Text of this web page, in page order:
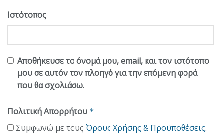
Ιστότοπος
Αποθήκευσε το όνομά μου, email, και τον ιστότοπο
μου σε αυτόν τον πλοηγό για την επόμενη φορά
που θα σχολιάσω.
Πολιτική Απορρήτου *
Συμφωνώ με τους Όρους Χρήσης & Προϋποθέσεις.